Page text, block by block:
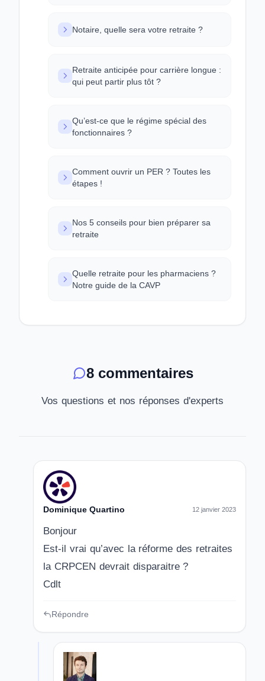
Notaire, quelle sera votre retraite ?
Retraite anticipée pour carrière longue :
qui peut partir plus tôt ?
Qu’est-ce que le régime spécial des
fonctionnaires ?
Comment ouvrir un PER ? Toutes les
étapes !
Nos 5 conseils pour bien préparer sa
retraite
Quelle retraite pour les pharmaciens ?
Notre guide de la CAVP
8 commentaires
Vos questions et nos réponses d'experts
Dominique Quartino 12 janvier 2023
Bonjour
Est-il vrai qu’avec la réforme des retraites
la CRPCEN devrait disparaitre ?
Cdlt
Répondre